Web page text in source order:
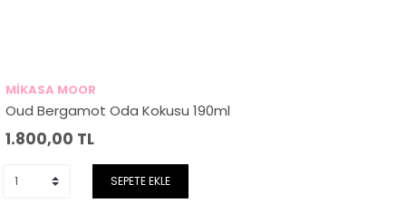
MİKASA MOOR
Oud Bergamot Oda Kokusu 190ml
1.800,00 TL
SEPETE EKLE